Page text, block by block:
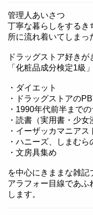
管理人あいさつ
丁寧な暮らしをするき
所に流れ着いてしまっ
ドラッグストア好き
「化粧品成分検定1級
・ダイエット
・ドラッグストアの
・1990年代前半まで
・読書（実用書・少女
・イーザッカマニアス
・ハニーズ、しまむら
・文房具集め
を中心にきままな雑記
アラフォー目線であふ
します。